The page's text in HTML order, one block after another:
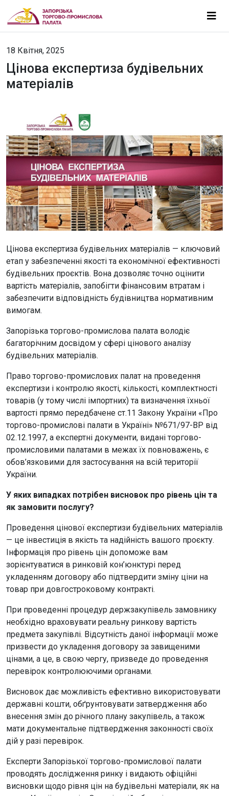
18 Квітня, 2025
Цінова експертиза будівельних
матеріалів
Цінова експертиза будівельних матеріалів — ключовий
етап у забезпеченні якості та економічної ефективності
будівельних проєктів. Вона дозволяє точно оцінити
вартість матеріалів, запобігти фінансовим втратам і
забезпечити відповідність будівництва нормативним
вимогам.​
Запорізька торгово-промислова палата володіє
багаторічним досвідом у сфері цінового аналізу
будівельних матеріалів.
Право торгово-промислових палат на проведення
експертизи і контролю якості, кількості, комплектності
товарів (у тому числі імпортних) та визначення їхньої
вартості прямо передбачене ст.11 Закону України «Про
торгово-промислові палати в Україні» №671/97-ВР від
02.12.1997, а експертні документи, видані торгово-
промисловими палатами в межах їх повноважень, є
обов’язковими для застосування на всій території
України.
У яких випадках потрібен висновок про рівень цін та
як замовити послугу?
Проведення цінової експертизи будівельних матеріалів
— це інвестиція в якість та надійність вашого проєкту.
Інформація про рівень цін допоможе вам
зорієнтуватися в ринковій кон’юнктурі перед
укладенням договору або підтвердити зміну ціни на
товар при довгостроковому контракті.
При проведенні процедур держзакупівель замовнику
необхідно враховувати реальну ринкову вартість
предмета закупівлі. Відсутність даної інформації може
призвести до укладення договору за завищеними
цінами, а це, в свою чергу, призведе до проведення
перевірок контролюючими органами.
Висновок дає можливість ефективно використовувати
державні кошти, обґрунтовувати затвердження або
внесення змін до річного плану закупівель, а також
мати документальне підтвердження законності своїх
дій у разі перевірок.
Експерти Запорізької торгово-промислової палати
проводять дослідження ринку і видають офіційні
висновки щодо рівня цін на будівельні матеріали, як на